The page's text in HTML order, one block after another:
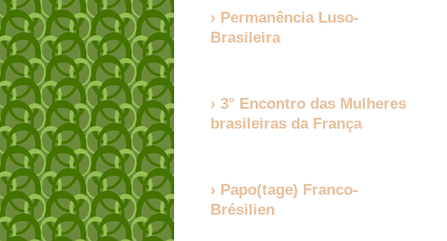
Permanência Luso-
Brasileira
3° Encontro das Mulheres
brasileiras da França
Papo(tage) Franco-
Brésilien